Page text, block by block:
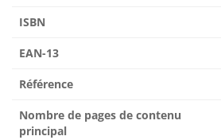
ISBN
EAN-13
Référence
Nombre de pages de contenu
principal